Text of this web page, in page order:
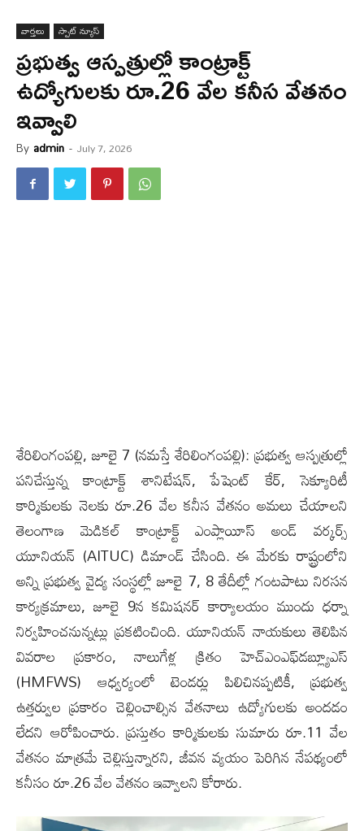
వార్త‌లు స్పాట్ న్యూస్
ప్రభుత్వ ఆస్పత్రుల్లో కాంట్రాక్ట్
ఉద్యోగులకు రూ.26 వేల కనీస వేతనం
ఇవ్వాలి
By admin - July 7, 2026
శేరిలింగంప‌ల్లి, జూలై 7 (న‌మ‌స్తే శేరిలింగంప‌ల్లి): ప్రభుత్వ ఆస్పత్రుల్లో
పనిచేస్తున్న కాంట్రాక్ట్ శానిటేషన్, పేషెంట్ కేర్, సెక్యూరిటీ
కార్మికులకు నెలకు రూ.26 వేల కనీస వేతనం అమలు చేయాలని
తెలంగాణ మెడికల్ కాంట్రాక్ట్ ఎంప్లాయీస్ అండ్ వర్కర్స్
యూనియన్ (AITUC) డిమాండ్ చేసింది. ఈ మేరకు రాష్ట్రంలోని
అన్ని ప్రభుత్వ వైద్య సంస్థల్లో జూలై 7, 8 తేదీల్లో గంటపాటు నిరసన
కార్యక్రమాలు, జూలై 9న కమిషనర్ కార్యాలయం ముందు ధర్నా
నిర్వహించనున్నట్లు ప్రకటించింది. యూనియన్ నాయకులు తెలిపిన
వివరాల ప్రకారం, నాలుగేళ్ల క్రితం హెచ్‌ఎంఎఫ్‌డబ్ల్యూఎస్‌
(HMFWS) ఆధ్వర్యంలో టెండర్లు పిలిచినప్పటికీ, ప్రభుత్వ
ఉత్తర్వుల ప్రకారం చెల్లించాల్సిన వేతనాలు ఉద్యోగులకు అందడం
లేదని ఆరోపించారు. ప్రస్తుతం కార్మికులకు సుమారు రూ.11 వేల
వేతనం మాత్రమే చెల్లిస్తున్నారని, జీవన వ్యయం పెరిగిన నేపథ్యంలో
కనీసం రూ.26 వేల వేతనం ఇవ్వాలని కోరారు.